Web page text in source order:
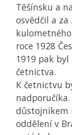
Těšínsku a
osvědčil a
roce 1928
1919 pak byl
četnictva.
K četnictvu
důstojníkem
oddělení v